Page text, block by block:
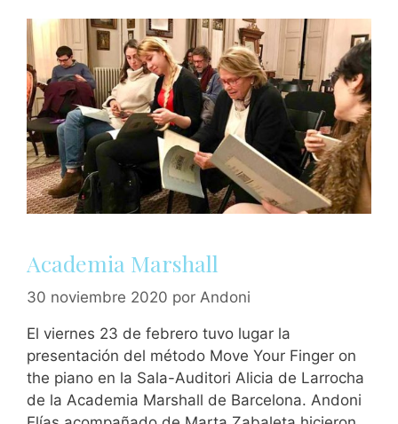
Academia Marshall
30 noviembre 2020 por Andoni
El viernes 23 de febrero tuvo lugar la
presentación del método Move Your Finger on
the piano en la Sala-Auditori Alicia de Larrocha
de la Academia Marshall de Barcelona. Andoni